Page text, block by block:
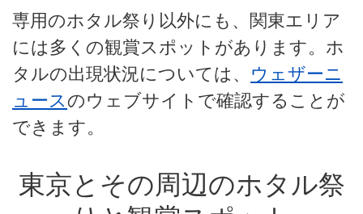
専用のホタル祭り以外にも、関東エリア
には多くの観賞スポットがあります。ホ
タルの出現状況については、 ウェザーニ
ュースのウェブサイトで確認することが
できます。
東京とその周辺のホタル祭